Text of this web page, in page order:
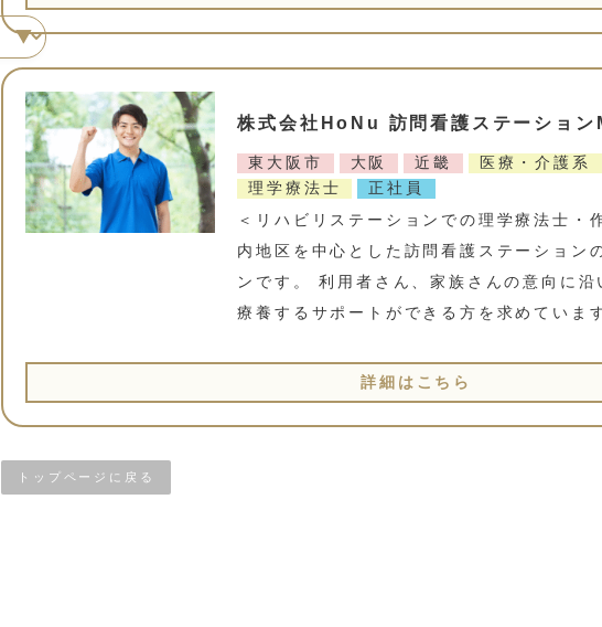
株式会社HoNu 訪問看護ステーショ
東大阪市 大阪 近畿 医療・介護系
理学療法士
正社員
＜リハビリステーションでの理学療法士・
内地区を中心とした訪問看護ステーション
ンです。 利用者さん、家族さんの意向に沿
療養するサポートができる方を求めていま
詳細はこちら
トップページに戻る